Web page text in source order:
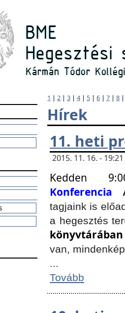
1 | 2 | 3 | 4| 5 | 6 | 7 | 8
Hírek
11. heti
2015. 11. 16. -
Kedden
Konferencia
tagjaink is
a hegesztés
könyvtárában
van,
...
Tovább